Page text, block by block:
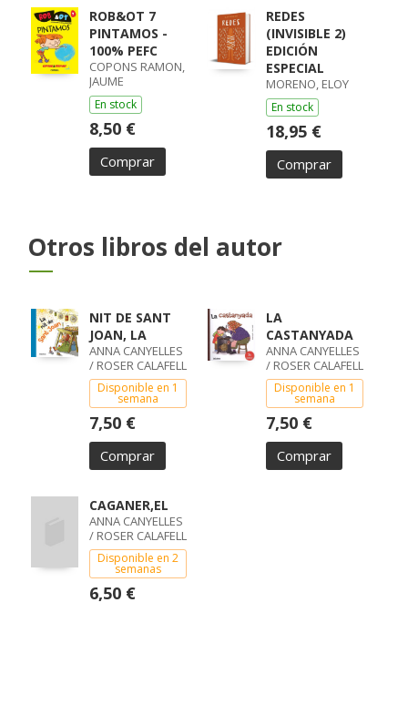
ROB&OT 7
PINTAMOS -
100% PEFC
COPONS RAMON,
JAUME
En stock
8,50 €
Comprar
REDES
(INVISIBLE 2)
EDICIÓN
ESPECIAL
MORENO, ELOY
En stock
18,95 €
Comprar
Otros libros del autor
NIT DE SANT
JOAN, LA
ANNA CANYELLES
/ ROSER CALAFELL
Disponible en 1
semana
7,50 €
Comprar
LA
CASTANYADA
ANNA CANYELLES
/ ROSER CALAFELL
Disponible en 1
semana
7,50 €
Comprar
CAGANER,EL
ANNA CANYELLES
/ ROSER CALAFELL
Disponible en 2
semanas
6,50 €